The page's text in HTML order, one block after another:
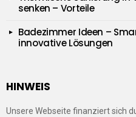
senken – Vorteile
Badezimmer Ideen –
innovative Lösungen
HINWEIS
Unsere Webseite finanziert sich